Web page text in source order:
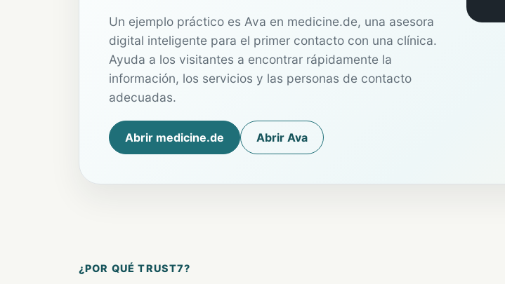
Un ejemplo práctico es Ava en medicine.de, una asesora
digital inteligente para el primer contacto con una clínica.
Ayuda a los visitantes a encontrar rápidamente la
información, los servicios y las personas de contacto
adecuadas.
Abrir medicine.de Abrir Ava
¿POR QUÉ TRUST7?